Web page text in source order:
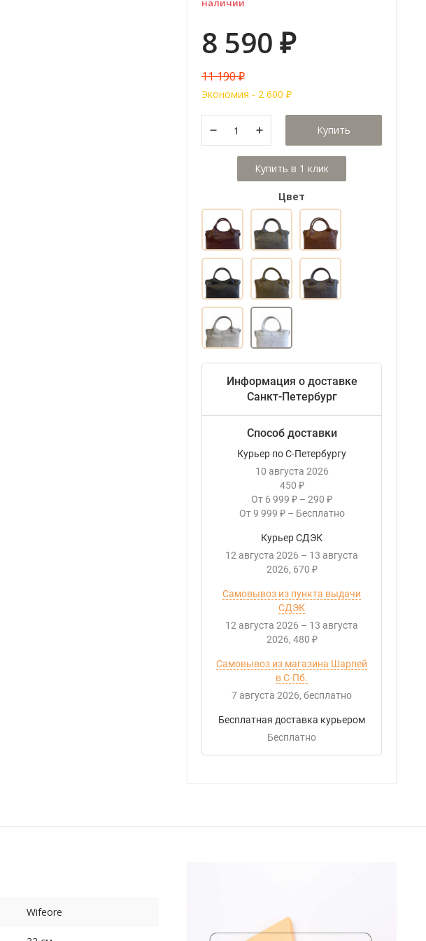
наличии
8 590 ₽
11 190₽
Экономия - 2 600 ₽
Купить
Цвет
Информация о доставке
Санкт-Петербург
Способ доставки
Курьер по С-Петербургу
10 августа 2026
450 ₽
От 6 999 ₽ – 290 ₽
От 9 999 ₽ – Бесплатно
Курьер СДЭК
12 августа 2026 – 13 августа
2026 670 ₽
Самовывоз из пункта выдачи
СДЭК
12 августа 2026 – 13 августа
2026 480 ₽
Самовывоз из магазина Шарпей
в С-Пб.
7 августа 2026
Бесплатно
Бесплатная доставка курьером
Бесплатно
Wifeore